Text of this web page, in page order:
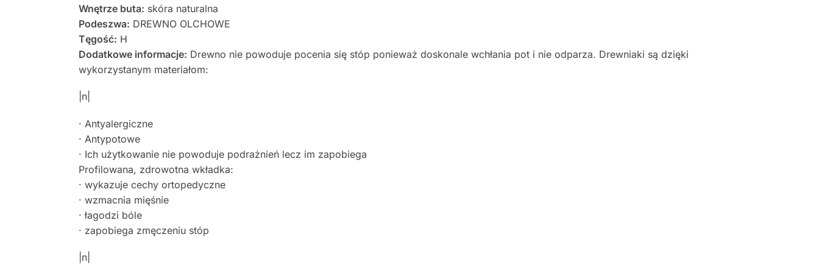
Wnętrze buta: skóra naturalna
Podeszwa: DREWNO OLCHOWE
Tęgość: H
Dodatkowe informacje: Drewno nie powoduje pocenia się stóp ponieważ doskonale wchłania pot i nie odparza. Drewniaki są dzięki
wykorzystanym materiałom:
|n|
· Antyalergiczne
· Antypotowe
· Ich użytkowanie nie powoduje podrażnień lecz im zapobiega
Profilowana, zdrowotna wkładka:
· wykazuje cechy ortopedyczne
· wzmacnia mięśnie
· łagodzi bóle
· zapobiega zmęczeniu stóp
|n|